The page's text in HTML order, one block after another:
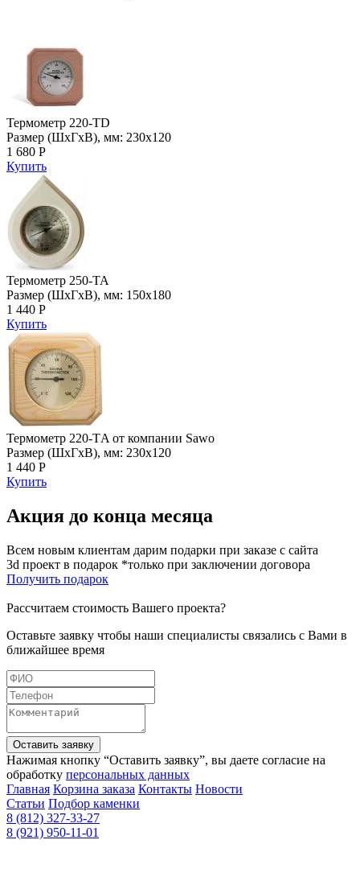
Термометр 220-ТD
Размер (ШхГхВ), мм: 230х120
1 680 Р
Купить
Термометр 250-TA
Размер (ШхГхВ), мм: 150х180
1 440 Р
Купить
Термометр 220-ТA от компании Sawo
Размер (ШхГхВ), мм: 230х120
1 440 Р
Купить
Акция до конца месяца
Всем новым клиентам дарим подарки при заказе с сайта
3d проект в подарок *только при заключении договора
Получить подарок
Рассчитаем стоимость Вашего проекта?
Оставьте заявку чтобы наши специалисты связались с Вами в
ближайшее время
Оставить заявку
Нажимая кнопку “Оставить заявку”, вы даете согласие на
обработку персональных данных
Главная Корзина заказа Контакты Новости
Статьи Подбор каменки
8 (812) 327-33-27
8 (921) 950-11-01